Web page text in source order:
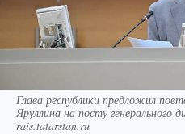
Глава республики предложил
Яруллина на посту
rais.tatarstan.ru